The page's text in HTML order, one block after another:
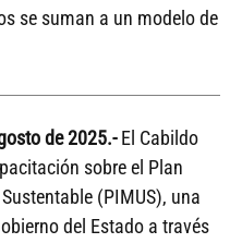
se suman a un modelo de
de 2025.-El Cabildo
sobre el Plan
(PIMUS), una
del Estado a través